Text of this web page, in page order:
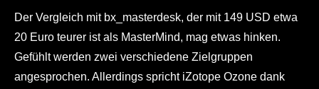
Der Vergleich mit bx_masterdesk, der mit 149 USD etwa
20 Euro teurer ist als MasterMind, mag etwas hinken.
Gefühlt werden zwei verschiedene Zielgruppen
angesprochen. Allerdings spricht iZotope Ozone dank